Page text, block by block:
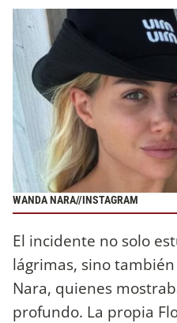
WANDA NARA//INSTAGRAM
El incidente no solo
lágrimas, sino
Nara, quienes
profundo. La propia